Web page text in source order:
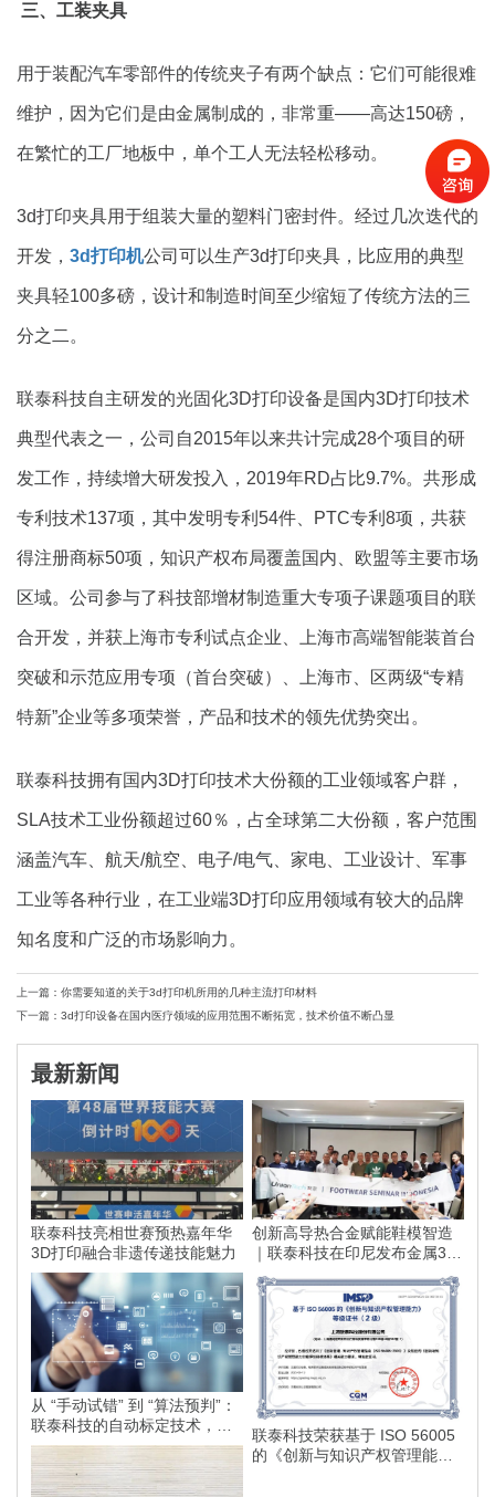
三、工装夹具
用于装配汽车零部件的传统夹子有两个缺点：它们可能很难
维护，因为它们是由金属制成的，非常重——高达150磅，
在繁忙的工厂地板中，单个工人无法轻松移动。
3d打印夹具用于组装大量的塑料门密封件。经过几次迭代的
开发， 3d打印机公司可以生产3d打印夹具，比应用的典型
夹具轻100多磅，设计和制造时间至少缩短了传统方法的三
分之二。
联泰科技自主研发的光固化3D打印设备是国内3D打印技术
典型代表之一，公司自2015年以来共计完成28个项目的研
发工作，持续增大研发投入，2019年RD占比9.7%。共形成
专利技术137项，其中发明专利54件、PTC专利8项，共获
得注册商标50项，知识产权布局覆盖国内、欧盟等主要市场
区域。公司参与了科技部增材制造重大专项子课题项目的联
合开发，并获上海市专利试点企业、上海市高端智能装首台
突破和示范应用专项（首台突破）、上海市、区两级“专精
特新”企业等多项荣誉，产品和技术的领先优势突出。
联泰科技拥有国内3D打印技术大份额的工业领域客户群，
SLA技术工业份额超过60％，占全球第二大份额，客户范围
涵盖汽车、航天/航空、电子/电气、家电、工业设计、军事
工业等各种行业，在工业端3D打印应用领域有较大的品牌
知名度和广泛的市场影响力。
上一篇：你需要知道的关于3d打印机所用的几种主流打印材料
下一篇：3d打印设备在国内医疗领域的应用范围不断拓宽，技术价值不断凸显
最新新闻
联泰科技亮相世赛预热嘉年华
3D打印融合非遗传递技能魅力
创新高导热合金赋能鞋模智造
｜联泰科技在印尼发布金属3D
打印落地方案
从 “手动试错” 到 “算法预判”：
联泰科技的自动标定技术，如
何为智能制造划定更高的行业
标准？
联泰科技荣获基于 ISO 56005
的《创新与知识产权管理能